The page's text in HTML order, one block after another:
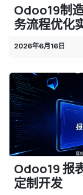
Odoo19制
务流程优化
2026年6月16日
Odoo19 报
定制开发